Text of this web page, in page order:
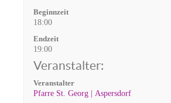
Beginnzeit
18:00
Endzeit
19:00
Veranstalter:
Veranstalter
Pfarre St. Georg | Aspersdorf